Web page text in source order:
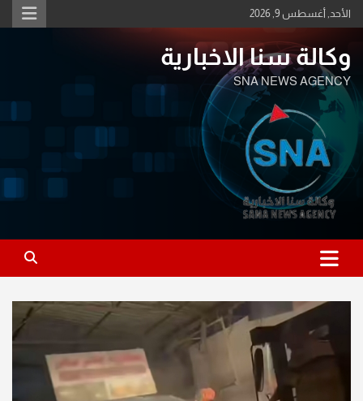
Skip
to
الأحد, أغسطس 9, 2026
وكالة سنا الاخبارية
SNA NEWS AGENCY